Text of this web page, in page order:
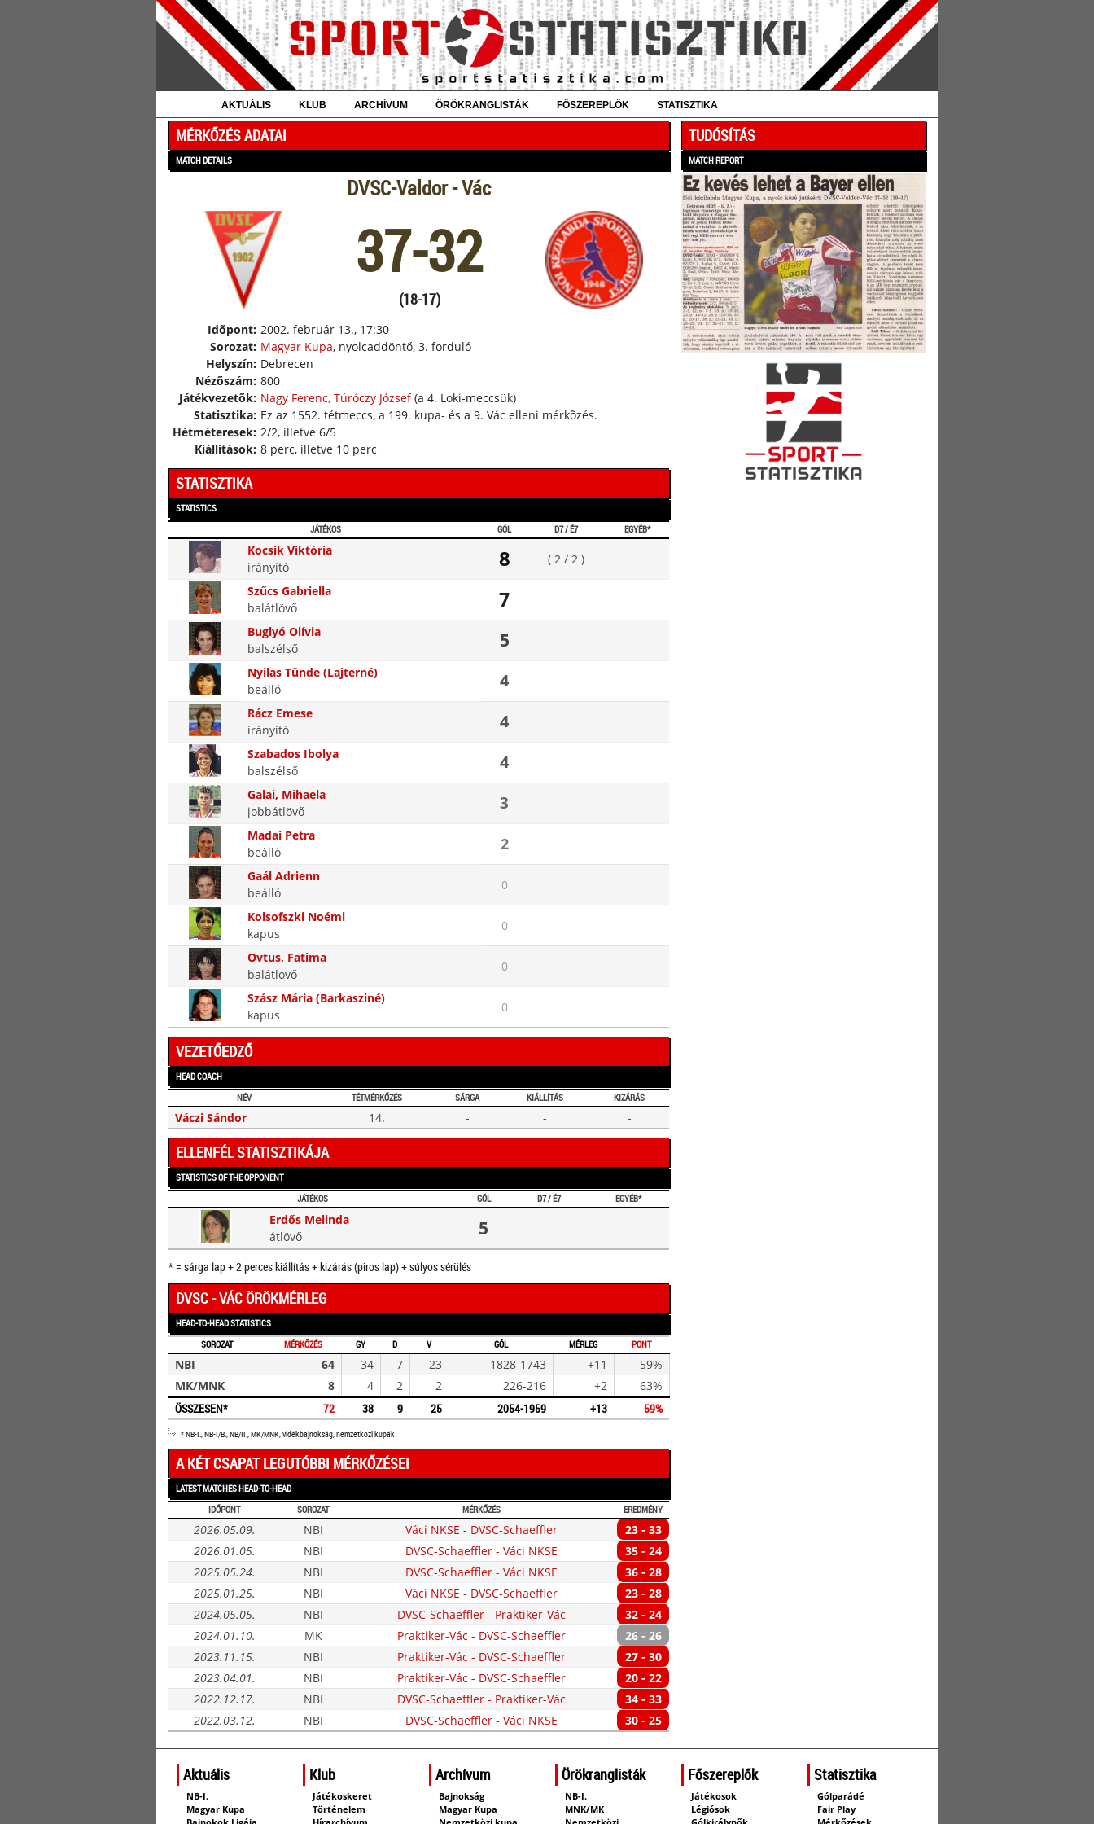
AKTUÁLIS KLUB ARCHÍVUM ÖRÖKRANGLISTÁK FŐSZEREPLŐK STATISZTIKA
MÉRKŐZÉS ADATAI
MATCH DETAILS
DVSC-Valdor - Vác
37-32
(18-17)
Idõpont: 2002. február 13., 17:30
Sorozat: Magyar Kupa, nyolcaddöntő, 3. forduló
Helyszín: Debrecen
Nézõszám: 800
Játékvezetõk: Nagy Ferenc, Túróczy József (a 4. Loki-meccsük)
Statisztika: Ez az 1552. tétmeccs, a 199. kupa- és a 9. Vác elleni mérkõzés.
Hétméteresek: 2/2, illetve 6/5
Kiállítások: 8 perc, illetve 10 perc
STATISZTIKA
STATISTICS
JÁTÉKOS
GÓL D7 / É7 EGYÉB*
Kocsik Viktória
irányító
8 ( 2 / 2 )
Szűcs Gabriella
balátlövő
7
Buglyó Olívia
balszélső
5
Nyilas Tünde (Lajterné)
beálló
4
Rácz Emese
irányító
4
Szabados Ibolya
balszélső
4
Galai, Mihaela
jobbátlövő
3
Madai Petra
beálló
2
Gaál Adrienn
beálló
0
Kolsofszki Noémi
kapus
0
Ovtus, Fatima
balátlövő
0
Szász Mária (Barkasziné)
kapus
0
VEZETŐEDZŐ
HEAD COACH
NÉV
TÉTMÉRKŐZÉS SÁRGA KIÁLLÍTÁS KIZÁRÁS
Váczi Sándor 14. - - -
ELLENFÉL STATISZTIKÁJA
STATISTICS OF THE OPPONENT
JÁTÉKOS
GÓL D7 / É7 EGYÉB*
Erdős Melinda
átlövő
5
* = sárga lap + 2 perces kiállítás + kizárás (piros lap) + súlyos sérülés
DVSC - VÁC ÖRÖKMÉRLEG
HEAD-TO-HEAD STATISTICS
SOROZAT
MÉRKŐZÉS GY D V GÓL MÉRLEG PONT
NBI 64 34 7 23 1828-1743 +11
59%
MK/MNK
8 4 2 2 226-216 +2
63%
ÖSSZESEN*
72 38 9 25 2054-1959 +13 59%
* NB-I., NB-I/B., NB/II., MK/MNK, vidékbajnokság, nemzetközi kupák
A KÉT CSAPAT LEGUTÓBBI MÉRKŐZÉSEI
LATEST MATCHES HEAD-TO-HEAD
IDŐPONT
SOROZAT MÉRKŐZÉS EREDMÉNY
2026.05.09. NBI Váci NKSE - DVSC-Schaeffler
23 - 33
2026.01.05.
NBI DVSC-Schaeffler - Váci NKSE
35 - 24
2025.05.24.
NBI DVSC-Schaeffler - Váci NKSE
36 - 28
2025.01.25.
NBI Váci NKSE - DVSC-Schaeffler
23 - 28
2024.05.05.
NBI DVSC-Schaeffler - Praktiker-Vác
32 - 24
2024.01.10.
MK Praktiker-Vác - DVSC-Schaeffler
26 - 26
2023.11.15.
NBI Praktiker-Vác - DVSC-Schaeffler
27 - 30
2023.04.01.
NBI Praktiker-Vác - DVSC-Schaeffler
20 - 22
2022.12.17.
NBI DVSC-Schaeffler - Praktiker-Vác
34 - 33
2022.03.12.
NBI DVSC-Schaeffler - Váci NKSE 30 - 25
TUDÓSÍTÁS
MATCH REPORT
Aktuális
NB-I.
Magyar Kupa
Klub
Játékoskeret
Történelem
Archívum
Bajnokság
Magyar Kupa
Örökranglisták
NB-I.
MNK/MK
Főszereplők
Játékosok
Légiósok
Statisztika
Gólparádé
Fair Play